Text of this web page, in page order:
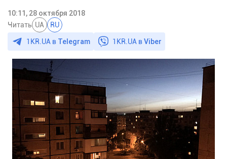
10:11, 28 октября 2018
Читать UA RU
1KR.UA в Telegram 1KR.UA вViber